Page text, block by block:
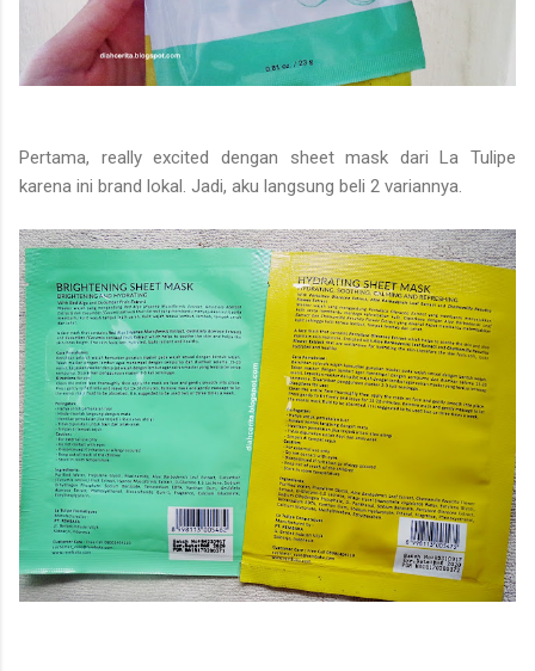
Pertama, really excited dengan sheet mask dari La Tulipe
karena ini brand lokal. Jadi, aku langsung beli 2 variannya.